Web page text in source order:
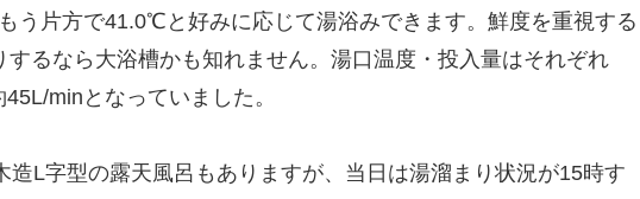
う片方で41.0℃と好みに応じて湯浴みできます。鮮度を重視する
るなら大浴槽かも知れません。湯口温度・投入量はそれぞれ
minとなっていました。
造L字型の露天風呂もありますが、当日は湯溜まり状況が15時す